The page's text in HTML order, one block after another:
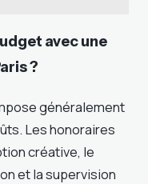
avec une
?
généralement
Les honoraires
créative, le
et la supervision